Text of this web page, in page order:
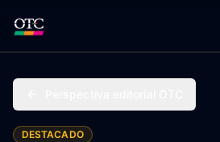
DESTACADO